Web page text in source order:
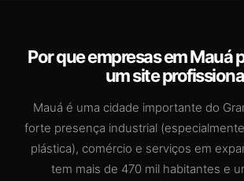
Por que empresas em Mauá
um site
Mauá é uma cidade importante do
forte presença industrial
plástica), comércio e serviços em
tem mais de 470 mil habitantes e